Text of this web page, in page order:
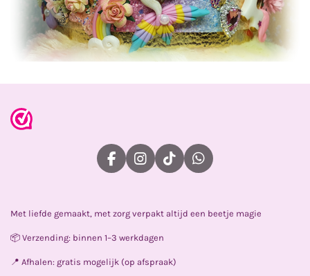
F
a
b
o
k
I
n
a
r
a
m
T
i
o
W
h
s
Met liefde gemaakt, met zorg verpakt altijd een beetje magie
📦 Verzending: binnen 1–3 werkdagen
📍 Afhalen: gratis mogelijk (op afspraak)